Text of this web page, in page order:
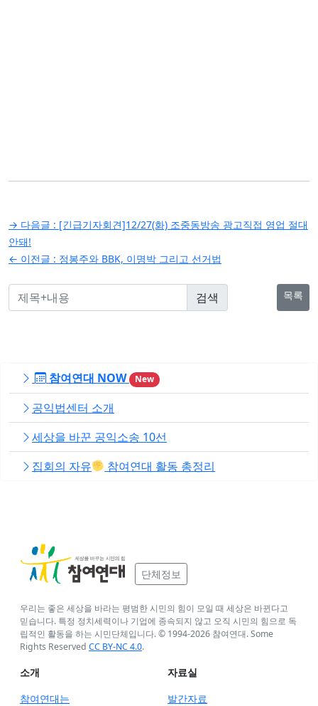
글
탐
색
→ 다음글 : [긴급기자회견]12/27(화) 조중동방송 광고직접 영업 절대
안돼!
← 이전글 : 정봉주와 BBK, 이명박 그리고 선거법
목록
참여연대 NOW New
공익법센터 소개
세상을 바꾼 공익소송 10선
집회의 자유
참여연대 활동 총정리
단체정보
우리는 좋은 세상을 바라는 평범한 시민의 힘이 모일 때 세상은 바뀐다고
믿습니다. 특정 정치세력이나 기업에 종속되지 않고 오직 시민의 힘으로 독
립적인 활동을 하는 시민단체입니다. © 1994-2026 참여연대. Some
Rights Reserved CC BY-NC 4.0.
소개
참여연대는
자료실
발간자료